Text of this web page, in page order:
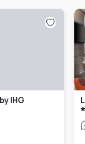
IHG